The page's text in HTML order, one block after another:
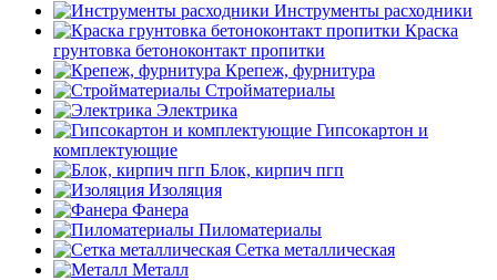
Инструменты расходники
Краска
грунтовка бетоноконтакт пропитки
Крепеж, фурнитура
Стройматериалы
Электрика
Гипсокартон и
комплектующие
Блок, кирпич пгп
Изоляция
Фанера
Пиломатериалы
Сетка металлическая
Металл